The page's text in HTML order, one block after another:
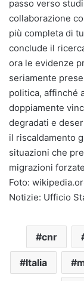
passo verso
collaborazione
più completa di
conclude il
ora le evidenze
seriamente
politica, affinché
doppiamente
degradati e
il riscaldamento
situazioni che
migrazioni
Foto:
Notizie: Ufficio
cnr
Italia